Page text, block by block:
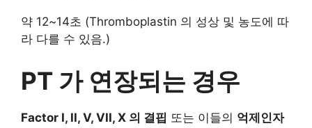
약 12~14초 (Thromboplastin 의 성상 및 농도에 따
라 다를 수 있음.)
PT 가 연장되는 경우
Factor I, II, V, VII, X 의 결핍 또는 이들의 억제인자